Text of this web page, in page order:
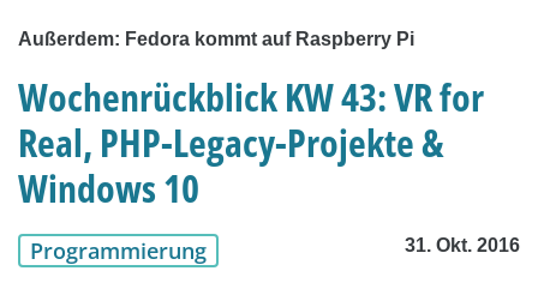
Außerdem: Fedora kommt auf Raspberry Pi
Wochenrückblick KW 43: VR for
Real, PHP-Legacy-Projekte &
Windows 10
Programmierung 31. Okt. 2016